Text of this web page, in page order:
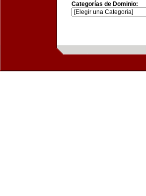
Categorías de Dominio: